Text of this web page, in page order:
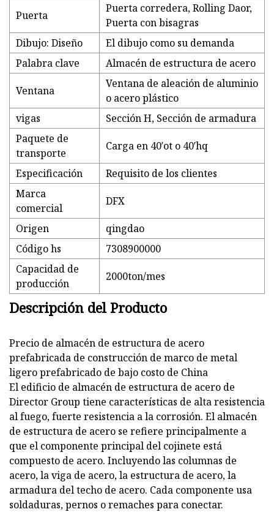
Puerta
Puerta corredera, Rolling Daor,
Puerta con bisagras
Dibujo: Diseño
El dibujo como su demanda
Palabra clave
Almacén de estructura de acero
Ventana
Ventana de aleación de aluminio
o acero plástico
vigas
Sección H, Sección de armadura
Paquete de
transporte
Carga en 40′ot o 40′hq
Especificación
Requisito de los clientes
Marca
comercial
DFX
Origen
qingdao
Código hs
7308900000
Capacidad de
producción
2000ton/mes
Descripción del Producto
Precio de almacén de estructura de acero
prefabricada de construcción de marco de metal
ligero prefabricado de bajo costo de China
El edificio de almacén de estructura de acero de
Director Group tiene características de alta resistencia
al fuego, fuerte resistencia a la corrosión. El almacén
de estructura de acero se refiere principalmente a
que el componente principal del cojinete está
compuesto de acero. Incluyendo las columnas de
acero, la viga de acero, la estructura de acero, la
armadura del techo de acero. Cada componente usa
soldaduras, pernos o remaches para conectar.